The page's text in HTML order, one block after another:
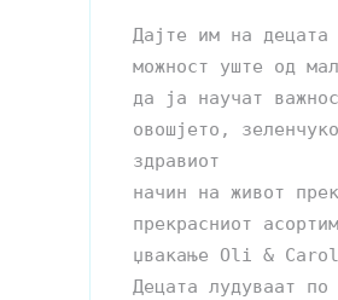
Дајте им на децата
можност уште од
да ја научат
овошјето,
здравиот
начин на живот
прекрасниот
џвакање Oli &
Децата лудуваат по